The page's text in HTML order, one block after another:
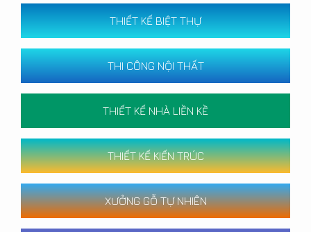
THIẾT KẾ BIỆT THỰ
THI CÔNG NỘI THẤT
THIẾT KẾ NHÀ LIỀN KỀ
THIẾT KẾ KIẾN TRÚC
XƯỞNG GỖ TỰ NHIÊN